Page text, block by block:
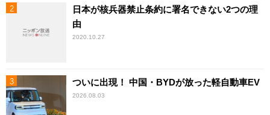
日本が核兵器禁止条約に署名できない2つの理
由
2020.10.27
ついに出現！ 中国・BYDが放った軽自動車EV
2026.08.03